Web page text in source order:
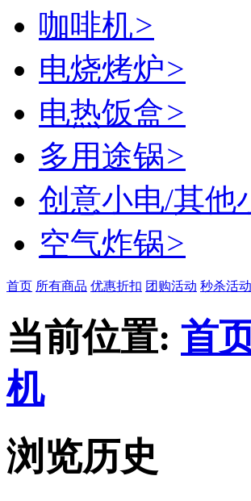
咖啡机>
电烧烤炉>
电热饭盒>
多用途锅>
创意小电/其他
空气炸锅>
首页 所有商品 优惠折扣 团购活动 秒杀活动
当前位置: 首
机
浏览历史